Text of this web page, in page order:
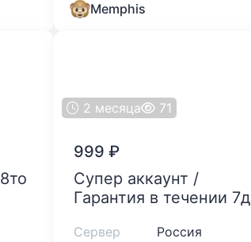
Memphis
2 месяца 71
999 ₽
Супер аккаунт /
Гарантия в течении 7д
Сервер
Россия